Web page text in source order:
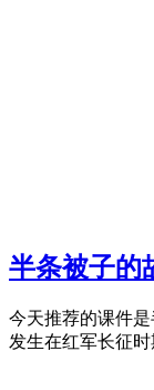
半条被子的
今天推荐的课件
发生在红军长征